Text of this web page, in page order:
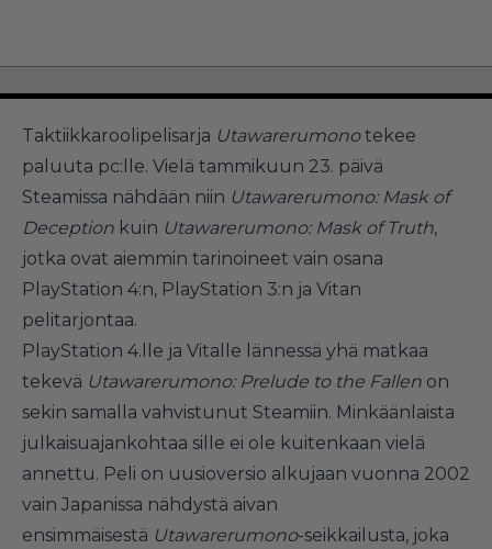
Taktiikkaroolipelisarja Utawarerumonotekee
paluuta pc:lle. Vielä tammikuun 23. päivä
Steamissa nähdään niin Utawarerumono: Mask of
Deception kuin Utawarerumono: Mask of Truth,
jotka ovat aiemmin tarinoineet vain osana
PlayStation 4:n, PlayStation 3:n ja Vitan
pelitarjontaa.
PlayStation 4.lle ja Vitalle lännessä yhä matkaa
tekevä Utawarerumono: Prelude to the Fallen on
sekin samalla vahvistunut Steamiin. Minkäänlaista
julkaisuajankohtaa sille ei ole kuitenkaan vielä
annettu. Peli on uusioversio alkujaan vuonna 2002
vain Japanissa nähdystä aivan
ensimmäisestä Utawarerumono-seikkailusta, joka